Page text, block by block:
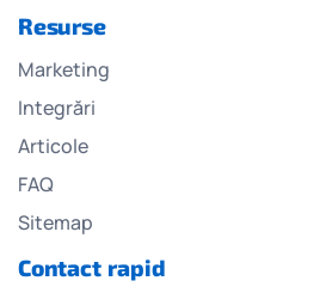
Resurse
Marketing
Integrări
Articole
FAQ
Sitemap
Contact rapid